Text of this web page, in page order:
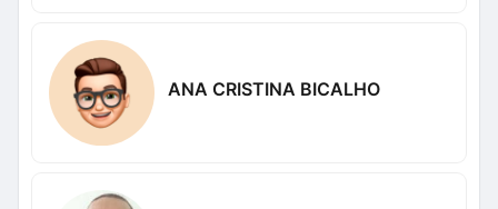
ANA CRISTINA BICALHO